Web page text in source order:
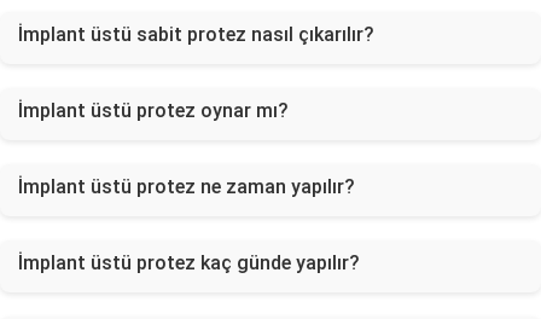
İmplant üstü sabit protez nasıl çıkarılır?
İmplant üstü protez oynar mı?
İmplant üstü protez ne zaman yapılır?
İmplant üstü protez kaç günde yapılır?